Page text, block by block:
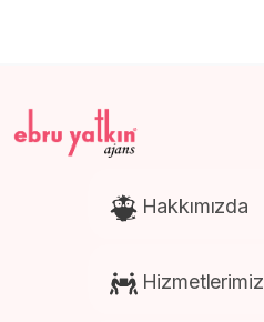
Hakkımızda
Hizmetlerimiz